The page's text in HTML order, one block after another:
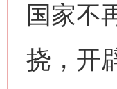
国家不
挠，开